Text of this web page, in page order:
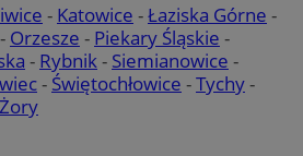
- Katowice -Łaziska Górne -
- Orzesze - Piekary Śląskie -
- Rybnik - Siemianowice -
- Świętochłowice -Tychy-
Żory